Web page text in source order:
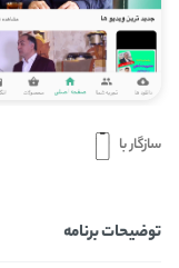
سازگار با
توضیحات برنامه